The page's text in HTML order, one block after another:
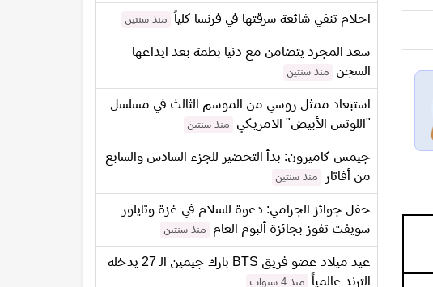
احلام تنفي شائعة سرقتها في فرنسا كلياً منذ سنتين
سعد المجرد يتضامن مع دنيا بطمة بعد ايداعها
السجن
منذ سنتين
استبعاد ممثل روسي من الموسم الثالث في مسلسل
"اللوتس الأبيض" الامريكي
منذ سنتين
جيمس كاميرون: بدأ التحضير للجزء السادس والسابع
من أفاتار
منذ سنتين
حفل جوائز الجرامي: دعوة للسلام في غزة وتايلور
سويفت تفوز بجائزة ألبوم العام
منذ سنتين
عيد ميلاد عضو فريق BTS بارك جيمين الـ 27 يدخله
الترند عالمياً
منذ 4 سنوات